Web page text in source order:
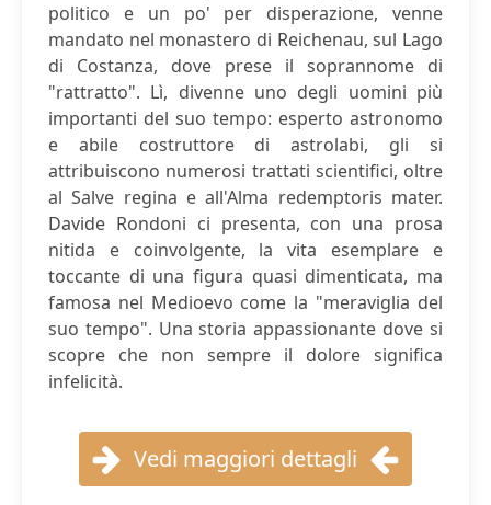
politico e un po' per disperazione, venne
mandato nel monastero di Reichenau, sul Lago
di Costanza, dove prese il soprannome di
"rattratto". Lì, divenne uno degli uomini più
importanti del suo tempo: esperto astronomo
e abile costruttore di astrolabi, gli si
attribuiscono numerosi trattati scientifici, oltre
al Salve regina e all'Alma redemptoris mater.
Davide Rondoni ci presenta, con una prosa
nitida e coinvolgente, la vita esemplare e
toccante di una figura quasi dimenticata, ma
famosa nel Medioevo come la "meraviglia del
suo tempo". Una storia appassionante dove si
scopre che non sempre il dolore significa
infelicità.
Vedi maggiori dettagli